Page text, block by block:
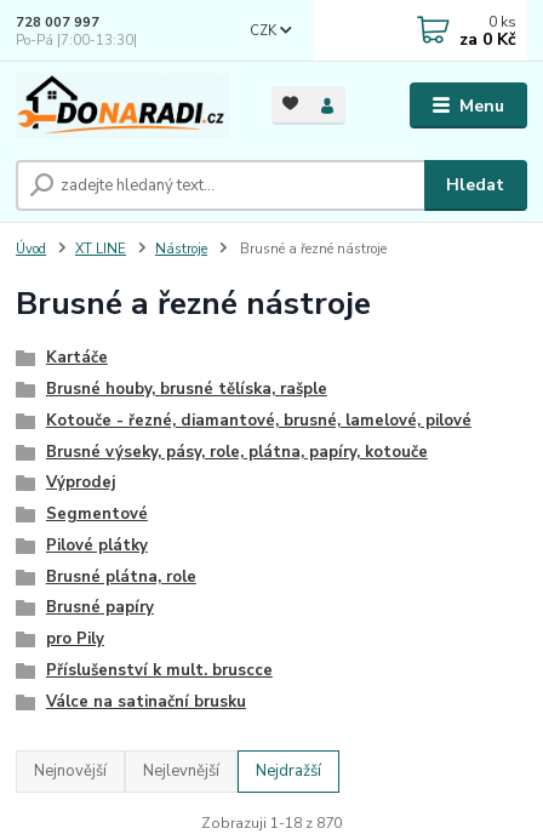
Menu
CZK
Hledat
728 007 997
Po-Pá |7:00-13:30|
0 ks
za 0 Kč
Úvod XT LINE Nástroje Brusné a řezné nástroje
Brusné a řezné nástroje
Kartáče
Brusné houby, brusné tělíska, rašple
Kotouče - řezné, diamantové, brusné, lamelové, pilové
Brusné výseky, pásy, role, plátna, papíry, kotouče
Výprodej
Segmentové
Pilové plátky
Brusné plátna, role
Brusné papíry
pro Pily
Příslušenství k mult. bruscce
Válce na satinační brusku
Nejnovější Nejlevnější Nejdražší
Zobrazuji 1-18 z 870